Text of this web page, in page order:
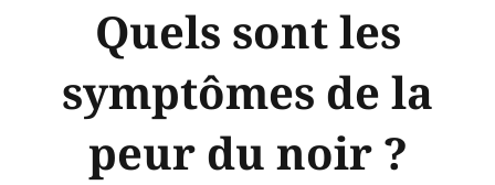
Quels sont les
symptômes de la
peur du noir ?